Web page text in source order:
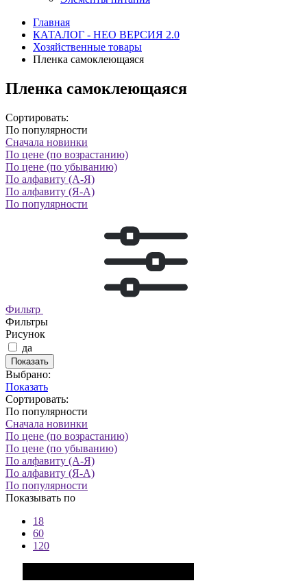
Главная
КАТАЛОГ - НЕО ВЕРСИЯ 2.0
Хозяйственные товары
Пленка самоклеющаяся
Пленка самоклеющаяся
Сортировать:
По популярности
Сначала новинки
По цене (по возрастанию)
По цене (по убыванию)
По алфавиту (А-Я)
По алфавиту (Я-А)
По популярности
Фильтр
Фильтры
Рисунок
да
Показать
Выбрано:
Показать
Сортировать:
По популярности
Сначала новинки
По цене (по возрастанию)
По цене (по убыванию)
По алфавиту (А-Я)
По алфавиту (Я-А)
По популярности
Показывать по
18
60
120